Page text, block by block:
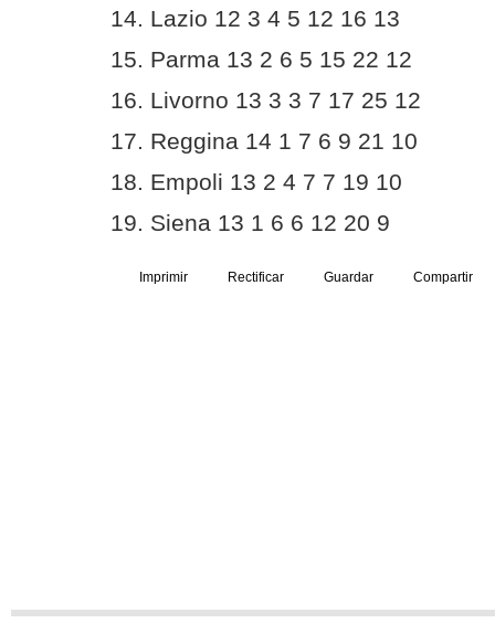
14. Lazio 12 3 4 5 12 16 13
15. Parma 13 2 6 5 15 22 12
16. Livorno 13 3 3 7 17 25 12
17. Reggina 14 1 7 6 9 21 10
18. Empoli 13 2 4 7 7 19 10
19. Siena 13 1 6 6 12 20 9
Imprimir Rectificar Guardar Compartir